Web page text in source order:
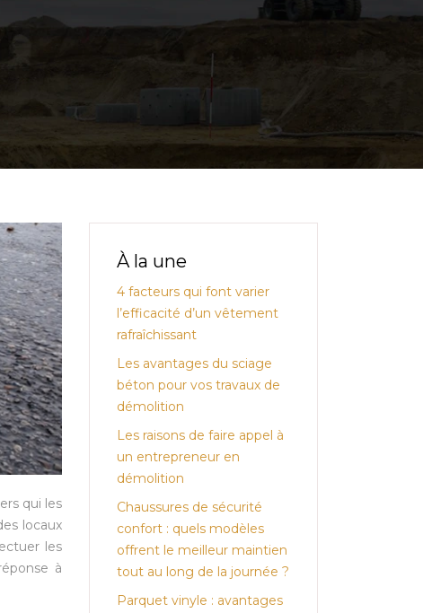
qui les
locaux
les
à
À la une
4 facteurs qui font varier
l’efficacité d’un vêtement
rafraîchissant
Les avantages du sciage
béton pour vos travaux de
démolition
Les raisons de faire appel à
un entrepreneur en
démolition
Chaussures de sécurité
confort : quels modèles
offrent le meilleur maintien
tout au long de la journée ?
Parquet vinyle : avantages